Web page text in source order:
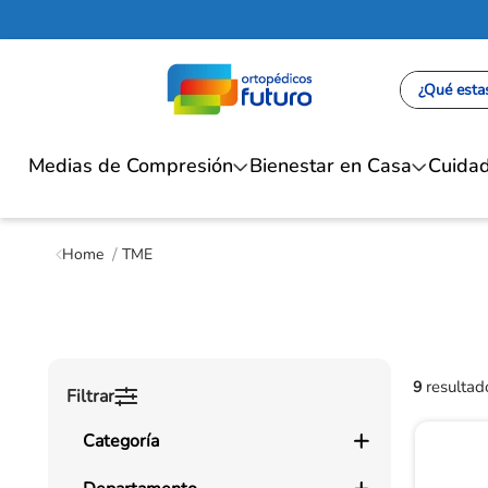
¿Qué
Medias de Compresión Bienestar en Casa
TME
Filtrar
Categoría
9